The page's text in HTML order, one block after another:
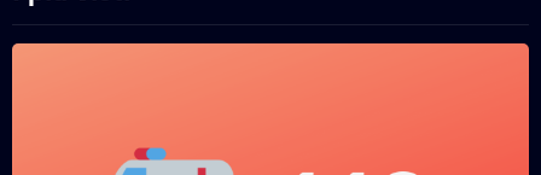
Motori A 360 Gradi – 50^ Puntata